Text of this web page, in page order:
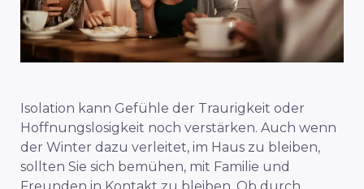
Isolation kann Gefühle der Traurigkeit oder
Hoffnungslosigkeit noch verstärken. Auch wenn
der Winter dazu verleitet, im Haus zu bleiben,
sollten Sie sich bemühen, mit Familie und